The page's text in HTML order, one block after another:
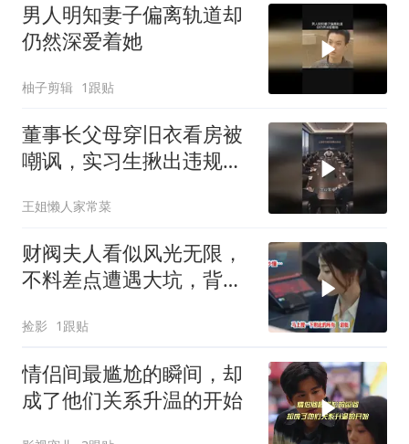
男人明知妻子偏离轨道却
仍然深爱着她
柚子剪辑 1跟贴
董事长父母穿旧衣看房被
嘲讽，实习生揪出违规黑
王姐懒人家常菜
财阀夫人看似风光无限，
不料差点遭遇大坑，背后
捡影 1跟贴
情侣间最尴尬的瞬间，却
成了他们关系升温的开始